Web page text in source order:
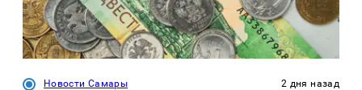
Новости Самары 2 дня назад